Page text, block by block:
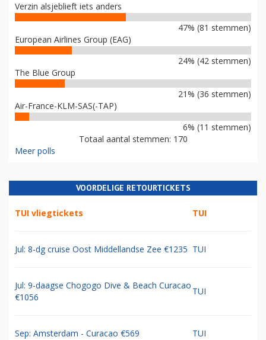
Verzin alsjeblieft iets anders
47% (81 stemmen)
European Airlines Group (EAG)
24% (42 stemmen)
The Blue Group
21% (36 stemmen)
Air-France-KLM-SAS(-TAP)
6% (11 stemmen)
Totaal aantal stemmen: 170
Meer polls
VOORDELIGE RETOURTICKETS
TUI vliegtickets TUI
Jul: 8-dg cruise Oost Middellandse Zee €1235 TUI
Jul: 9-daagse Chogogo Dive & Beach Curacao
€1056
TUI
Sep: Amsterdam - Curacao €569 TUI